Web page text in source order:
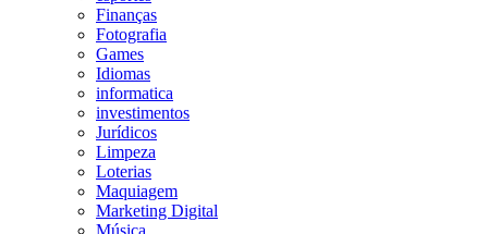
Finanças
Fotografia
Games
Idiomas
informatica
investimentos
Jurídicos
Limpeza
Loterias
Maquiagem
Marketing Digital
Música